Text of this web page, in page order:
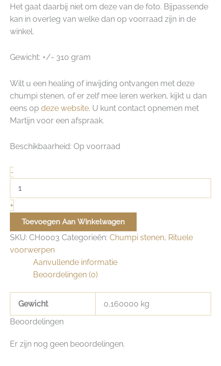
Het gaat daarbij niet om deze van de foto. Bijpassende
kan in overleg van welke dan op voorraad zijn in de
winkel.
Gewicht: +/- 310 gram
Wilt u een healing of inwijding ontvangen met deze
chumpi stenen, of er zelf mee leren werken, kijkt u dan
eens op deze website. U kunt contact opnemen met
Martijn voor een afspraak.
Beschikbaarheid: Op voorraad
-
set
Chumpi
khuyas
(7
stuks)
met
kleine
mestana
+
Toevoegen Aan Winkelwagen
SKU: CH0003 Categorieën: Chumpi stenen, Rituele
voorwerpen
Aanvullende informatie
Beoordelingen (0)
Gewicht
0,160000 kg
Beoordelingen
Er zijn nog geen beoordelingen.